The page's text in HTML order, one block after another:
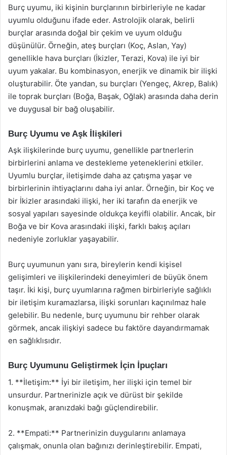
Burç uyumu, iki kişinin burçlarının birbirleriyle ne kadar
uyumlu olduğunu ifade eder. Astrolojik olarak, belirli
burçlar arasında doğal bir çekim ve uyum olduğu
düşünülür. Örneğin, ateş burçları (Koç, Aslan, Yay)
genellikle hava burçları (İkizler, Terazi, Kova) ile iyi bir
uyum yakalar. Bu kombinasyon, enerjik ve dinamik bir ilişki
oluşturabilir. Öte yandan, su burçları (Yengeç, Akrep, Balık)
ile toprak burçları (Boğa, Başak, Oğlak) arasında daha derin
ve duygusal bir bağ oluşabilir.
Burç Uyumu ve Aşk İlişkileri
Aşk ilişkilerinde burç uyumu, genellikle partnerlerin
birbirlerini anlama ve destekleme yeteneklerini etkiler.
Uyumlu burçlar, iletişimde daha az çatışma yaşar ve
birbirlerinin ihtiyaçlarını daha iyi anlar. Örneğin, bir Koç ve
bir İkizler arasındaki ilişki, her iki tarafın da enerjik ve
sosyal yapıları sayesinde oldukça keyifli olabilir. Ancak, bir
Boğa ve bir Kova arasındaki ilişki, farklı bakış açıları
nedeniyle zorluklar yaşayabilir.
Burç uyumunun yanı sıra, bireylerin kendi kişisel
gelişimleri ve ilişkilerindeki deneyimleri de büyük önem
taşır. İki kişi, burç uyumlarına rağmen birbirleriyle sağlıklı
bir iletişim kuramazlarsa, ilişki sorunları kaçınılmaz hale
gelebilir. Bu nedenle, burç uyumunu bir rehber olarak
görmek, ancak ilişkiyi sadece bu faktöre dayandırmamak
en sağlıklısıdır.
Burç Uyumunu Geliştirmek İçin İpuçları
1. **İletişim:** İyi bir iletişim, her ilişki için temel bir
unsurdur. Partnerinizle açık ve dürüst bir şekilde
konuşmak, aranızdaki bağı güçlendirebilir.
2. **Empati:** Partnerinizin duygularını anlamaya
çalışmak, onunla olan bağınızı derinleştirebilir. Empati,